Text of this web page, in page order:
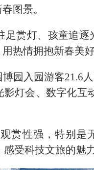
图景。
赏灯、孩童追
热情拥抱新春美好
园入园游客21.6
灯会、数字化
赏性强，特别
受科技文旅的魅力